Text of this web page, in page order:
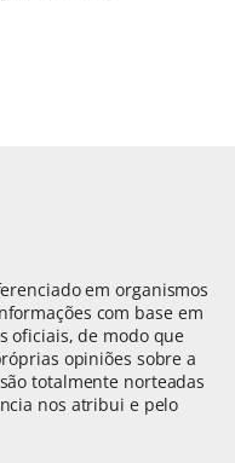
em organismos
com base em
oficiais, de modo que
opiniões sobre a
totalmente norteadas
nos atribui e pelo